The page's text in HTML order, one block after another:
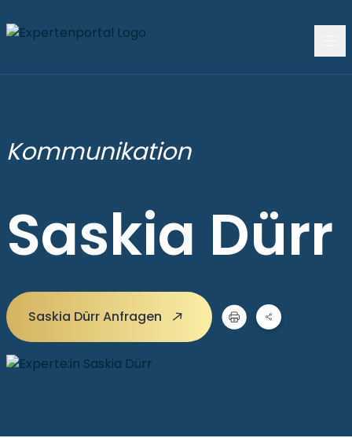
Kommunikation
Saskia Dürr
Saskia Dürr Anfragen